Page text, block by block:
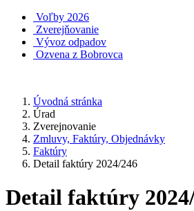
Voľby 2026
Zverejňovanie
Vývoz odpadov
Ozvena z Bobrovca
Úvodná stránka
Úrad
Zverejnovanie
Zmluvy, Faktúry, Objednávky
Faktúry
Detail faktúry 2024/246
Detail faktúry